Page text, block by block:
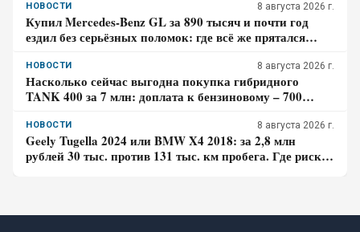
НОВОСТИ 8 августа 2026 г.
Купил Mercedes-Benz GL за 890 тысяч и почти год
ездил без серьёзных поломок: где всё же прятался
НОВОСТИ 8 августа 2026 г.
Насколько сейчас выгодна покупка гибридного
TANK 400 за 7 млн: доплата к бензиновому – 700
НОВОСТИ 8 августа 2026 г.
Geely Tugella 2024 или BMW X4 2018: за 2,8 млн
рублей 30 тыс. против 131 тыс. км пробега. Где риск